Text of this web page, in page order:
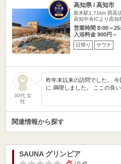
高知県 / 高知市
新木駅1.71km 西高
高知中央ICより高知
営業時間 8:00～
入浴料金 900円～
日帰り サウナ
30代 女
性
昨年末以来の訪問でした。
に 満喫しました。 ここの良
関連情報から探す
SAUNA グリンピア